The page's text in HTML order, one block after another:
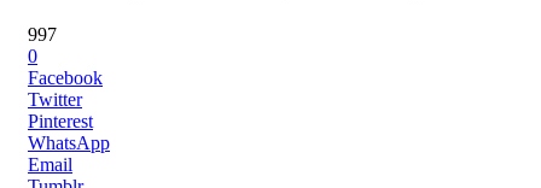
997
0
Facebook
Twitter
Pinterest
WhatsApp
Email